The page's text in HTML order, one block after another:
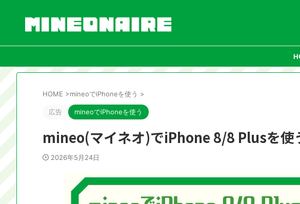
HOME >mineoでiPhoneを使う >
広告 mineoでiPhoneを使う
mineo(マイネオ)でiPhone 8/8 Plusを使
2026年5月24日